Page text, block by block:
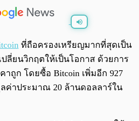
/0:00
ที่ถือครองเหรียญมากที่สุดเป็น
ลี่ยนวิกฤตให้เป็นโอกาส ด้วยการ
าถูก โดยซื้อ Bitcoin เพิ่มอีก 927
ค่าประมาณ 20 ล้านดอลลาร์ใน